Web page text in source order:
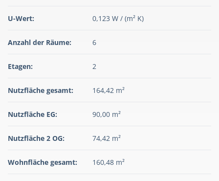
U-Wert: 0,123 W / (m² K)
Anzahl der Räume: 6
Etagen: 2
Nutzfläche gesamt: 164,42 m²
Nutzfläche EG: 90,00 m²
Nutzfläche 2 OG: 74,42 m²
Wohnfläche gesamt: 160,48 m²